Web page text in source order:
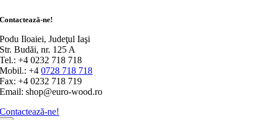
Contactează-ne!
Podu Iloaiei, Judeţul Iaşi
Str. Budăi, nr. 125 A
Tel.: +4 0232 718 718
Mobil.: +40728 718 718
Fax: +4 0232 718 719
Email: shop@euro-wood.ro
Contactează-ne!